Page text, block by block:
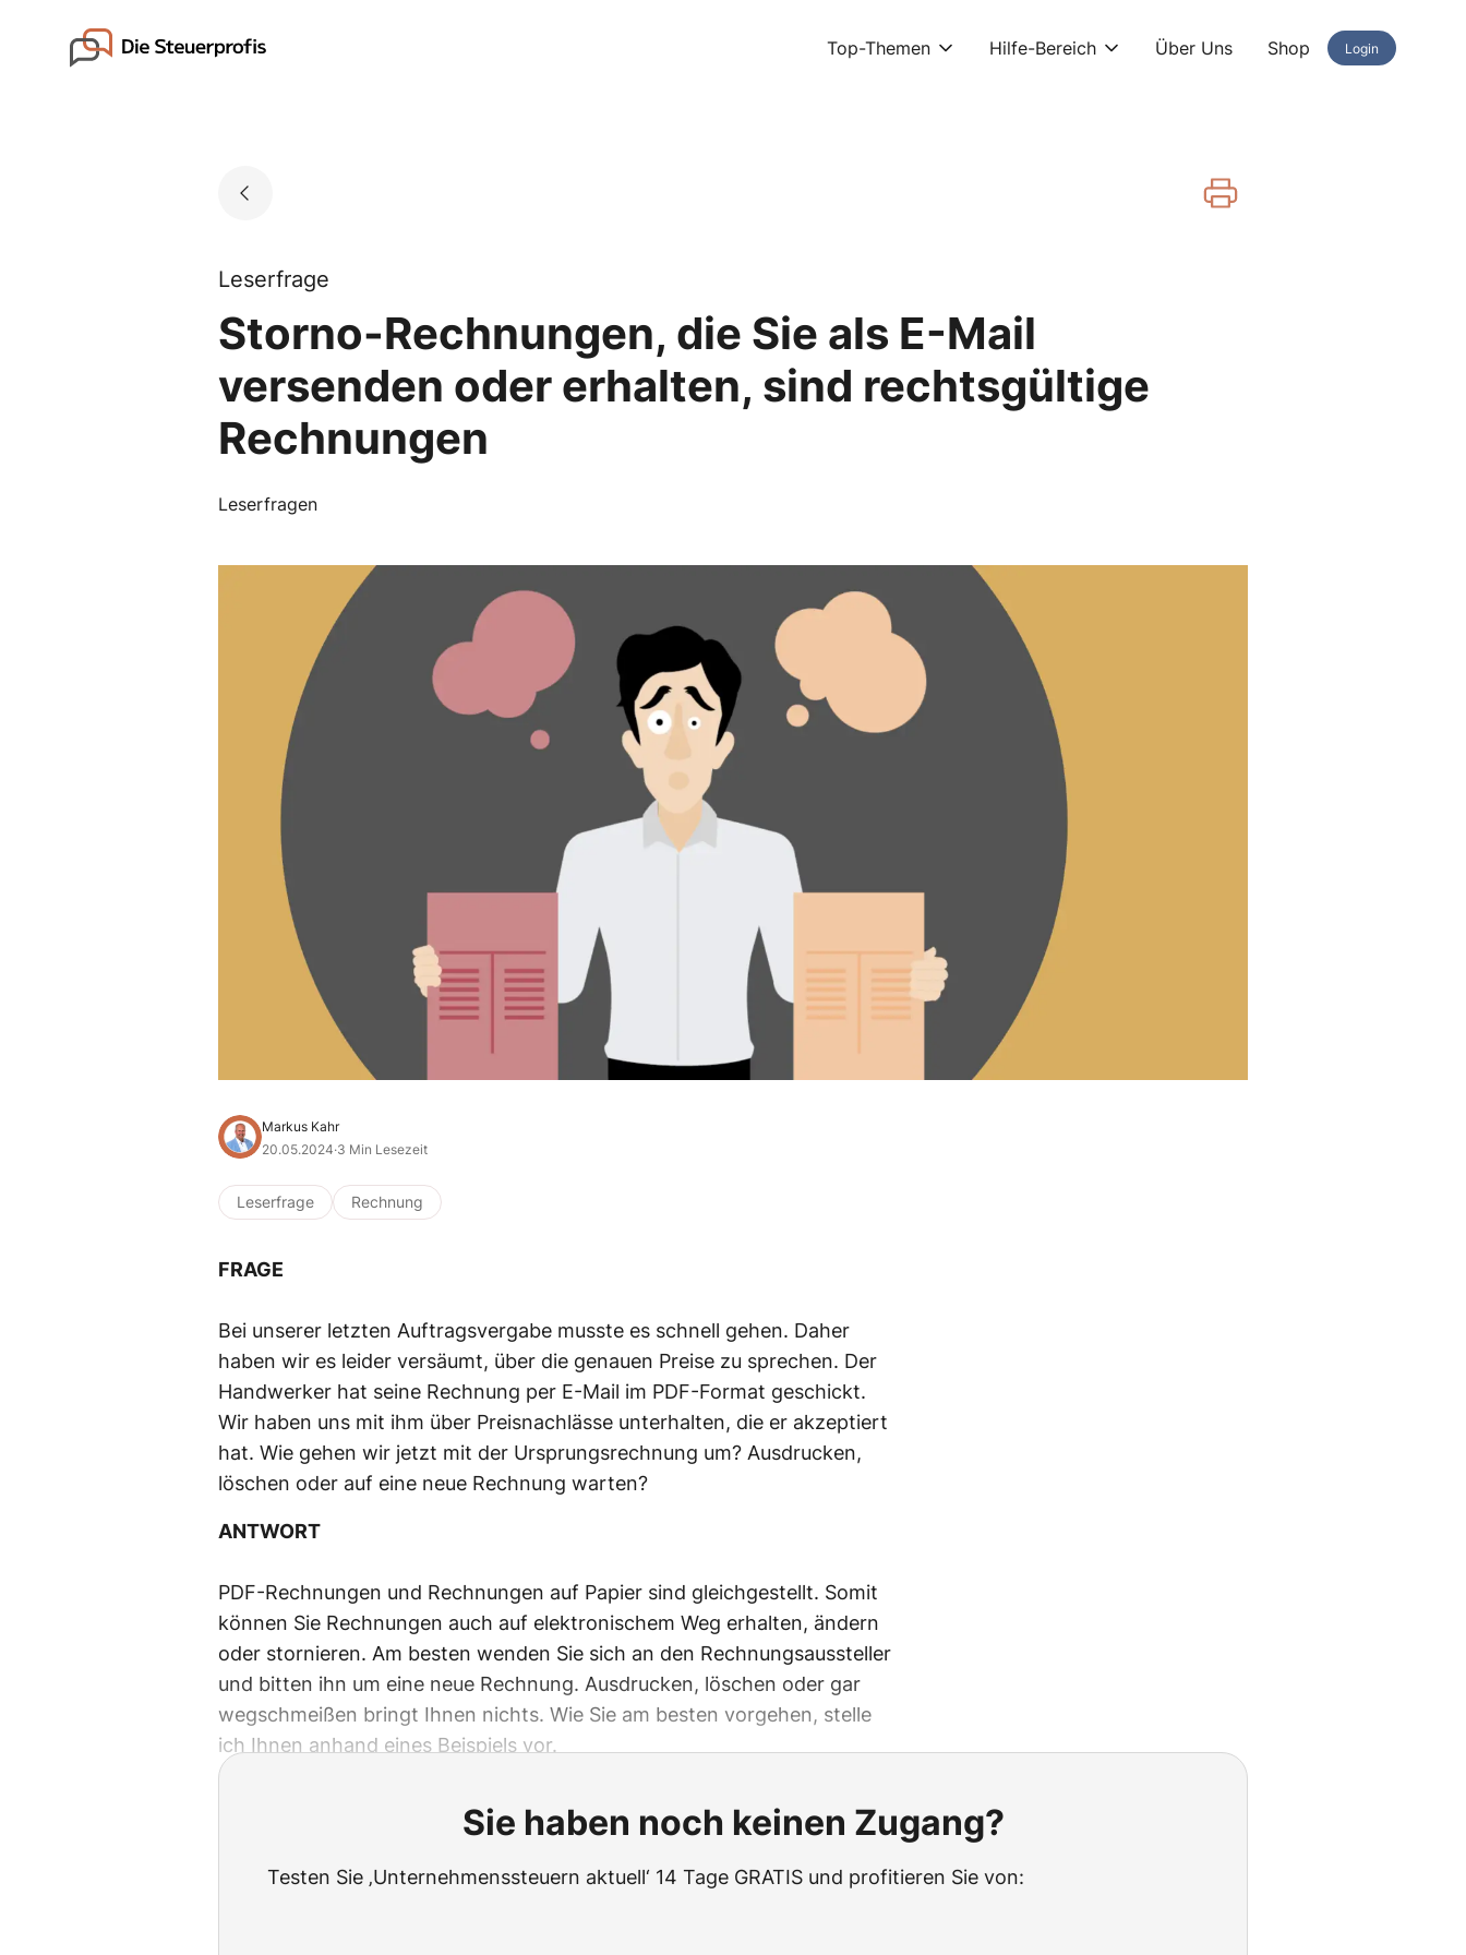
Go to landing page. Top-Themen Hilfe-Bereich Über Uns Shop Login
Leserfrage
Storno-Rechnungen, die Sie als E-Mail
versenden oder erhalten, sind rechtsgültige
Rechnungen
Leserfragen
Markus Kahr
20.05.2024·3 Min Lesezeit
Leserfrage Rechnung
FRAGE
Bei unserer letzten Auftragsvergabe musste es schnell gehen. Daher
haben wir es leider versäumt, über die genauen Preise zu sprechen. Der
Handwerker hat seine Rechnung per E-Mail im PDF-Format geschickt.
Wir haben uns mit ihm über Preisnachlässe unterhalten, die er akzeptiert
hat. Wie gehen wir jetzt mit der Ursprungsrechnung um? Ausdrucken,
löschen oder auf eine neue Rechnung warten?
ANTWORT
PDF-Rechnungen und Rechnungen auf Papier sind gleichgestellt. Somit
können Sie Rechnungen auch auf elektronischem Weg erhalten, ändern
oder stornieren. Am besten wenden Sie sich an den Rechnungsaussteller
und bitten ihn um eine neue Rechnung. Ausdrucken, löschen oder gar
wegschmeißen bringt Ihnen nichts. Wie Sie am besten vorgehen, stelle
ich Ihnen anhand eines Beispiels vor.
Sie haben noch keinen Zugang?
Testen Sie ‚Unternehmenssteuern aktuell‘ 14 Tage GRATIS und profitieren Sie von: